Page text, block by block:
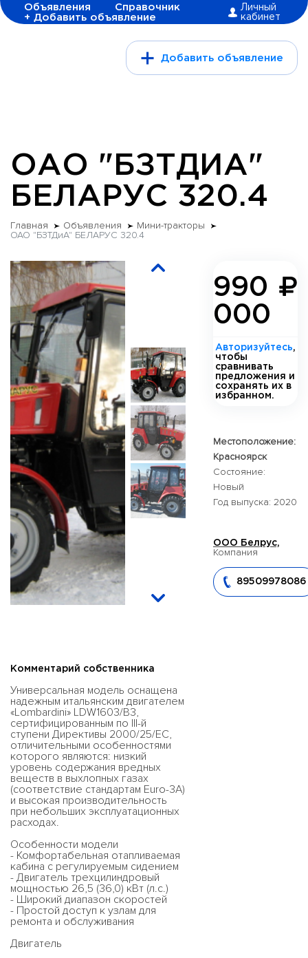
Объявления
Справочник
+ Добавить объявление
Личный
кабинет
Добавить объявление
ОАО "БЗТДИА"
БЕЛАРУС 320.4
Главная Объявления
Мини-тракторы
ОАО "БЗТДиА" БЕЛАРУС 320.4
Комментарий собственника
Универсальная модель оснащена
надежным итальянским двигателем
«Lombardini» LDW1603/B3,
сертифицированным по III-й
ступени Директивы 2000/25/ЕС,
отличительными особенностями
которого являются: низкий
уровень содержания вредных
веществ в выхлопных газах
(соответствие стандартам Euro-3A)
и высокая производительность
при небольших эксплуатационных
расходах.
Особенности модели
- Комфортабельная отапливаемая
кабина с регулируемым сидением
- Двигатель трехцилиндровый
мощностью 26,5 (36,0) кВт (л.с.)
- Широкий диапазон скоростей
- Простой доступ к узлам для
ремонта и обслуживания
Двигатель
990
000
Авторизуйтесь,
чтобы
сравнивать
предложения и
сохранять их в
избранном.
Местоположение:
Красноярск
Состояние:
Новый
Год выпуска: 2020
ООО Белрус,
Компания
89509978086